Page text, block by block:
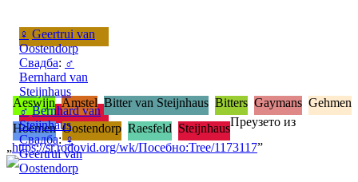
♀ Geertrui van
Oostendorp
Свадба: ♂
Bernhard van
Steijnhaus
♂ Bernhard van
Steijnhaus
Свадба:♀
Geertrui van
Oostendorp
Aeswijn Amstel Bitter van Steijnhaus Bitters Gaymans Gehmen
Hoemen Oostendorp Raesfeld SteijnhausПреузето из
„https://sr.rodovid.org/wk/Посебно:Tree/1173117”